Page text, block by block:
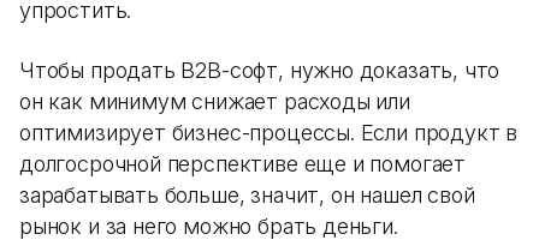
упростить.
Чтобы продать B2B-софт, нужно доказать, что
он как минимум снижает расходы или
оптимизирует бизнес-процессы. Если продукт в
долгосрочной перспективе еще и помогает
зарабатывать больше, значит, он нашел свой
рынок и за него можно брать деньги.